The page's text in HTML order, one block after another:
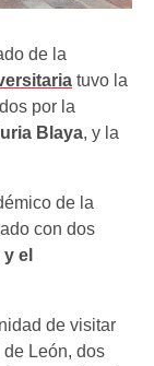
de la
tuvo la
por la
Blaya, y la
de la
con dos
el
de visitar
León, dos